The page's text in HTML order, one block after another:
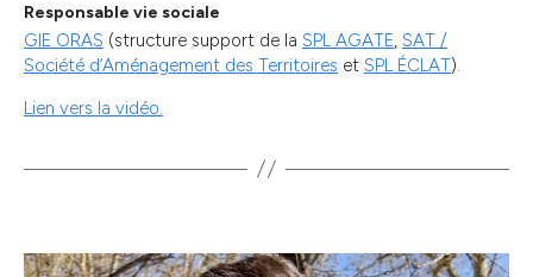
Responsable vie sociale
GIE ORAS (structure support de la SPL AGATE SAT /
Société d’Aménagement des Territoires et SPL ÉCLAT).
Lien vers la vidéo.